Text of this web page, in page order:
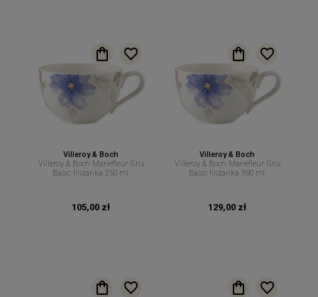
Villeroy & Boch
Villeroy & Boch Mariefleur Gris
Basic filiżanka 250 ml.
105,00 zł
Villeroy & Boch
Villeroy & Boch Mariefleur Gris
Basic filiżanka 390 ml.
129,00 zł